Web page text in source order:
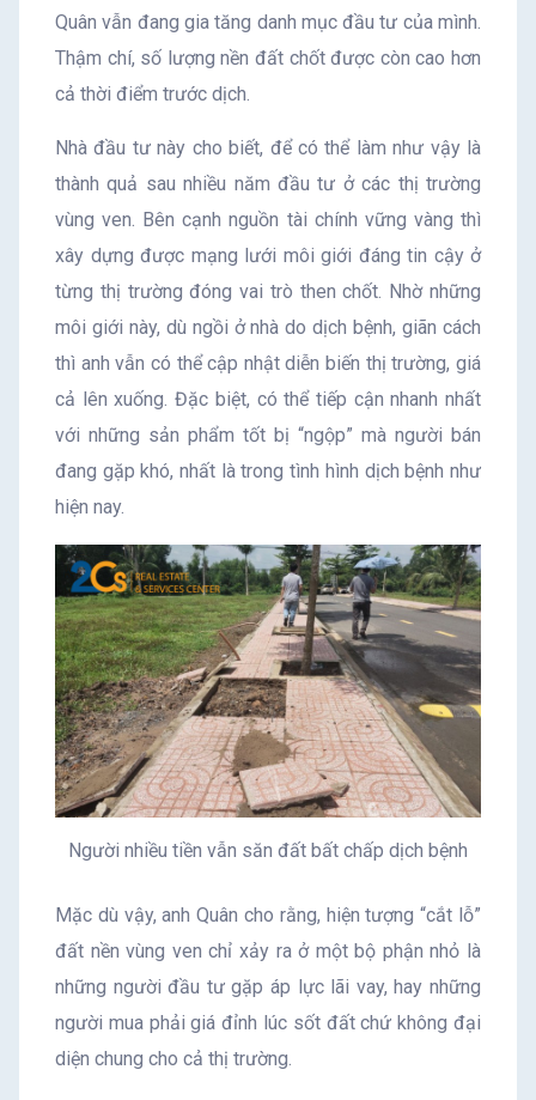
Quân vẫn đang gia tăng danh mục đầu tư của mình.
Thậm chí, số lượng nền đất chốt được còn cao hơn
cả thời điểm trước dịch.
Nhà đầu tư này cho biết, để có thể làm như vậy là
thành quả sau nhiều năm đầu tư ở các thị trường
vùng ven. Bên cạnh nguồn tài chính vững vàng thì
xây dựng được mạng lưới môi giới đáng tin cậy ở
từng thị trường đóng vai trò then chốt. Nhờ những
môi giới này, dù ngồi ở nhà do dịch bệnh, giãn cách
thì anh vẫn có thể cập nhật diễn biến thị trường, giá
cả lên xuống. Đặc biệt, có thể tiếp cận nhanh nhất
với những sản phẩm tốt bị “ngộp” mà người bán
đang gặp khó, nhất là trong tình hình dịch bệnh như
hiện nay.
Người nhiều tiền vẫn săn đất bất chấp dịch bệnh
Mặc dù vậy, anh Quân cho rằng, hiện tượng “cắt lỗ”
đất nền vùng ven chỉ xảy ra ở một bộ phận nhỏ là
những người đầu tư gặp áp lực lãi vay, hay những
người mua phải giá đỉnh lúc sốt đất chứ không đại
diện chung cho cả thị trường.